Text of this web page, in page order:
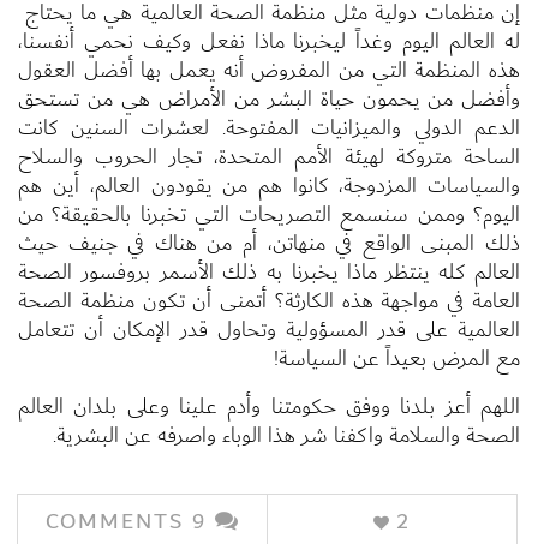
إن منظمات دولية مثل منظمة الصحة العالمية هي ما يحتاج
له العالم اليوم وغداً ليخبرنا ماذا نفعل وكيف نحمي أنفسنا،
هذه المنظمة التي من المفروض أنه يعمل بها أفضل العقول
وأفضل من يحمون حياة البشر من الأمراض هي من تستحق
الدعم الدولي والميزانيات المفتوحة. لعشرات السنين كانت
الساحة متروكة لهيئة الأمم المتحدة، تجار الحروب والسلاح
والسياسات المزدوجة، كانوا هم من يقودون العالم، أين هم
اليوم؟ وممن سنسمع التصريحات التي تخبرنا بالحقيقة؟ من
ذلك المبنى الواقع في منهاتن، أم من هناك في جنيف حيث
العالم كله ينتظر ماذا يخبرنا به ذلك الأسمر بروفسور الصحة
العامة في مواجهة هذه الكارثة؟ أتمنى أن تكون منظمة الصحة
العالمية على قدر المسؤولية وتحاول قدر الإمكان أن تتعامل
مع المرض بعيداً عن السياسة!
اللهم أعز بلدنا ووفق حكومتنا وأدم علينا وعلى بلدان العالم
الصحة والسلامة واكفنا شر هذا الوباء واصرفه عن البشرية.
COMMENTS 2